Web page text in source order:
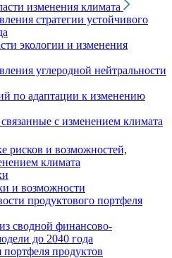
изменения климата
стратегии устойчивого
экологии и изменения
углеродной нейтральности
по адаптации к изменению
с изменением климата
рисков и возможностей,
климата
и возможности
продуктового портфеля
сводной финансово-
до 2040 года
продуктов